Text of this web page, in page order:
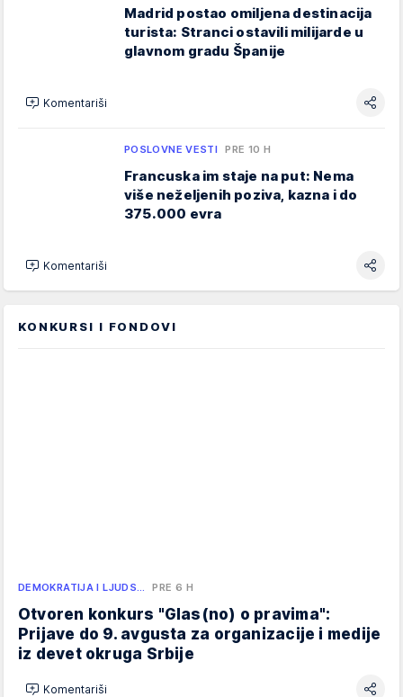
Madrid postao omiljena destinacija
turista: Stranci ostavili milijarde u
glavnom gradu Španije
Komentariši
POSLOVNE VESTI PRE 10 H
Francuska im staje na put: Nema
više neželjenih poziva, kazna i do
375.000 evra
Komentariši
KONKURSI I FONDOVI
DEMOKRATIJA I LJUDS… PRE 6 H
Otvoren konkurs "Glas(no) o pravima":
Prijave do 9. avgusta za organizacije i medije
iz devet okruga Srbije
Komentariši